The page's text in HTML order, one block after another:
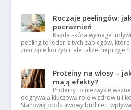
Rodzaje peelingów:
podrażnień
Każda skóra wymaga
peeling to jeden z tych zabiegów,
znaczące korzyści, ale także
Proteiny na włosy –
mają efekty?
Proteiny to niezwykle
odgrywają kluczową rolę w zdrowiu i
Stanowią podstawowy budulec,